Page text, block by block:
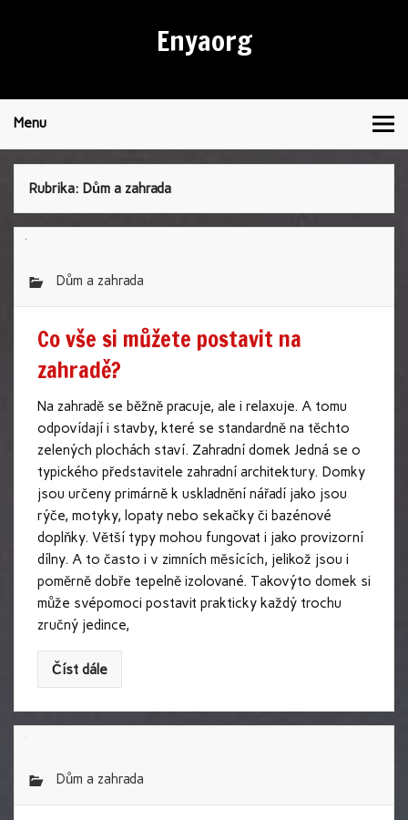
Enyaorg
Menu
Rubrika: Dům a zahrada
Dům a zahrada
Co vše si můžete postavit na
zahradě?
Na zahradě se běžně pracuje, ale i relaxuje. A tomu
odpovídají i stavby, které se standardně na těchto
zelených plochách staví. Zahradní domek Jedná se o
typického představitele zahradní architektury. Domky
jsou určeny primárně k uskladnění nářadí jako jsou
rýče, motyky, lopaty nebo sekačky či bazénové
doplňky. Větší typy mohou fungovat i jako provizorní
dílny. A to často i v zimních měsících, jelikož jsou i
poměrně dobře tepelně izolované. Takovýto domek si
může svépomoci postavit prakticky každý trochu
zručný jedince,
Číst dále
Dům a zahrada